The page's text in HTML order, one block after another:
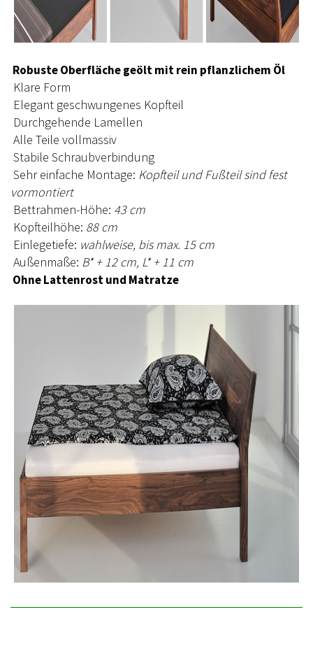
Robuste Oberfläche geölt mit rein pflanzlichem Öl
Klare Form
Elegant geschwungenes Kopfteil
Durchgehende Lamellen
Alle Teile vollmassiv
Stabile Schraubverbindung
Sehr einfache Montage: Kopfteil und Fußteil sind fest
vormontiert
Bettrahmen-Höhe: 43 cm
Kopfteilhöhe: 88 cm
Einlegetiefe: wahlweise, bis max. 15 cm
Außenmaße: B* + 12 cm, L* + 11 cm
Ohne Lattenrost und Matratze